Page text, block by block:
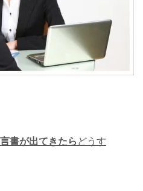
書が出てきたら どうす